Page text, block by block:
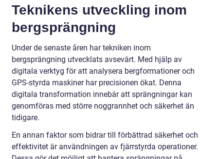
Teknikens utveckling inom
bergsprängning
Under de senaste åren har tekniken inom
bergsprängning utvecklats avsevärt. Med hjälp av
digitala verktyg för att analysera bergformationer och
GPS-styrda maskiner har precisionen ökat. Denna
digitala transformation innebär att sprängningar kan
genomföras med större noggrannhet och säkerhet än
tidigare.
En annan faktor som bidrar till förbättrad säkerhet och
effektivitet är användningen av fjärrstyrda operationer.